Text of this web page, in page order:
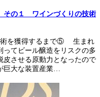
その１ ワインづくりの技術
術を獲得するまで⑤ 生まれ
てビール醸造をリスクの多
皮させる原動力となったので
巨大な装置産業…